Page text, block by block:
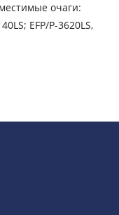
очаги:
EFP/P-3620LS,